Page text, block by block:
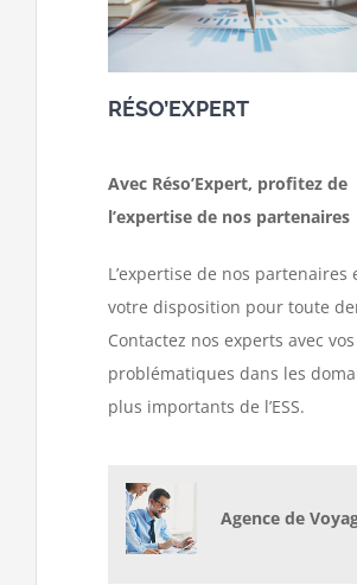
RÉSO’EXPERT
Avec Réso’Expert, profitez de
l’expertise de nos partenaires
L’expertise de nos partenaires
votre disposition pour toute
Contactez nos experts avec vos
problématiques dans les
plus importants de l’ESS.
Agence de